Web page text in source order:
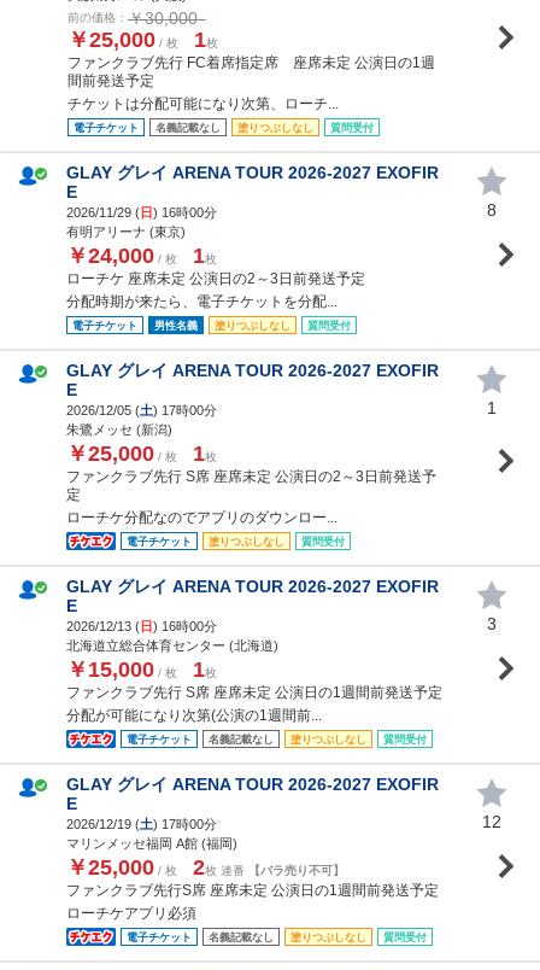
前の価格： ￥30,000
￥25,000 / 枚 1枚
ファンクラブ先行 FC着席指定席 座席未定 公演日の1週
間前発送予定
チケットは分配可能になり次第、ローチ...
電子チケット 名義記載なし 塗りつぶしなし 質問受付
GLAY グレイ ARENA TOUR 2026-2027 EXOFIR
E
2026/11/29 (日) 16時00分
有明アリーナ (東京)
￥24,000 / 枚 1枚
ローチケ 座席未定 公演日の2～3日前発送予定
分配時期が来たら、電子チケットを分配...
電子チケット 男性名義 塗りつぶしなし 質問受付
8
GLAY グレイ ARENA TOUR 2026-2027 EXOFIR
E
2026/12/05 (土) 17時00分
朱鷺メッセ (新潟)
￥25,000 / 枚 1枚
ファンクラブ先行 S席 座席未定 公演日の2～3日前発送予
定
ローチケ分配なのでアプリのダウンロー...
電子チケット 塗りつぶしなし 質問受付
1
GLAY グレイ ARENA TOUR 2026-2027 EXOFIR
E
2026/12/13 (日) 16時00分
北海道立総合体育センター (北海道)
￥15,000 / 枚 1枚
ファンクラブ先行 S席 座席未定 公演日の1週間前発送予定
分配が可能になり次第(公演の1週間前...
電子チケット 名義記載なし 塗りつぶしなし 質問受付
3
GLAY グレイ ARENA TOUR 2026-2027 EXOFIR
E
2026/12/19 (土) 17時00分
マリンメッセ福岡 A館 (福岡)
￥25,000 / 枚 2枚 連番 【バラ売り不可】
ファンクラブ先行S席 座席未定 公演日の1週間前発送予定
ローチケアプリ必須
電子チケット 名義記載なし 塗りつぶしなし 質問受付
12